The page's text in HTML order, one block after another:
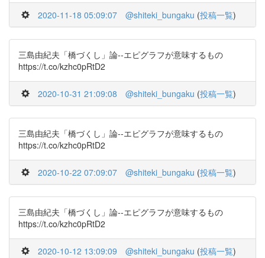
2020-11-18 05:09:07 @shiteki_bungaku (投稿一覧)
三島由紀夫「橋づくし」論--エピグラフが意味するもの
https://t.co/kzhc0pRtD2
2020-10-31 21:09:08 @shiteki_bungaku (投稿一覧)
三島由紀夫「橋づくし」論--エピグラフが意味するもの
https://t.co/kzhc0pRtD2
2020-10-22 07:09:07 @shiteki_bungaku (投稿一覧)
三島由紀夫「橋づくし」論--エピグラフが意味するもの
https://t.co/kzhc0pRtD2
2020-10-12 13:09:09 @shiteki_bungaku (投稿一覧)